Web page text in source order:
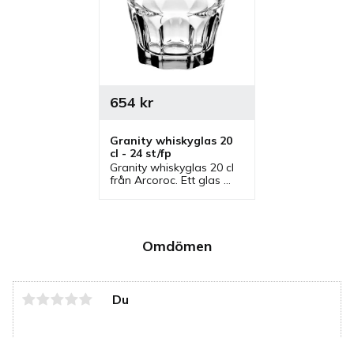
Omdömen
Du
Granity whiskyglas 20
cl - 24 st/fp
Granity whiskyglas 20 cl
från Arcoroc. Ett glas
654 kr